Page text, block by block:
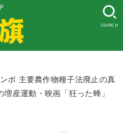
SEARCH
ポ 主要農作物種子法廃止の真
産運動・映画「狂った蜂」